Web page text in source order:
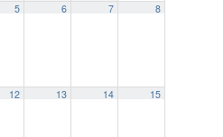
5 6 7 8
12 13 14 15